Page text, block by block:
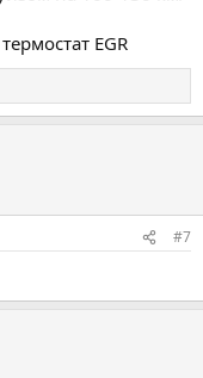
тест, было 80
нагреться.
EGR
#7